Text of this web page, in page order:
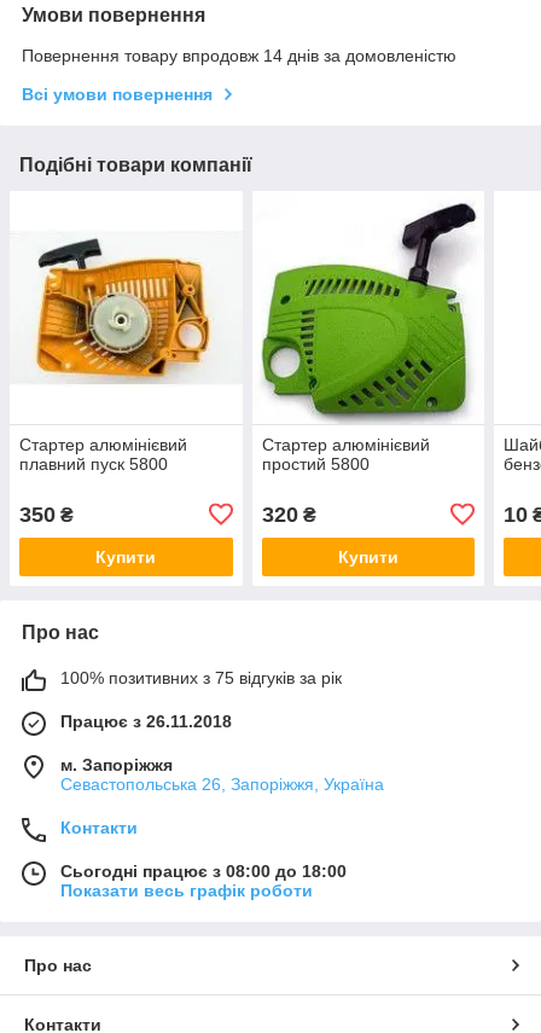
Умови повернення
Повернення товару впродовж 14 днів за домовленістю
Всі умови повернення
Подібні товари компанії
Стартер алюмінієвий
плавний пуск 5800
350 ₴
Купити
Стартер алюмінієвий
простий 5800
320₴
Купити
10
Про нас
100% позитивних з 75 відгуків за рік
Працює з 26.11.2018
м. Запоріжжя
Севастопольська 26, Запоріжжя, Україна
Контакти
Сьогодні працює з 08:00 до 18:00
Показати весь графік роботи
Про нас
Контакти